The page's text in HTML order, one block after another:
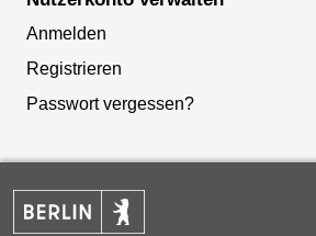
Anmelden
Registrieren
Passwort vergessen?